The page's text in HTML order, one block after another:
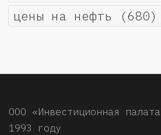
цены на нефть (680)
ООО «Инвестиционная
1993 году